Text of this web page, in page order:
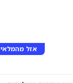
אזל מהמלאי